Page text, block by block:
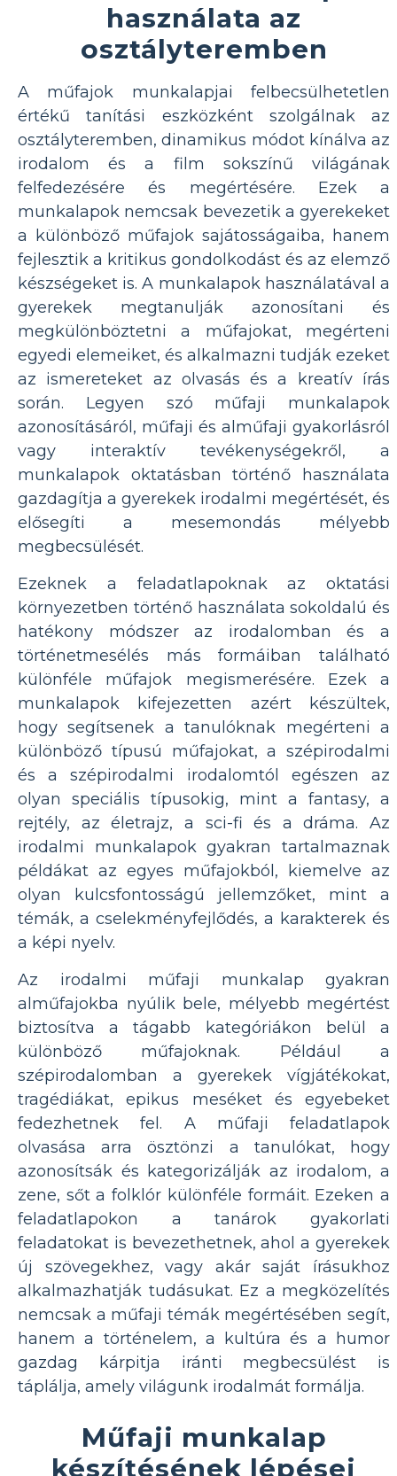
használata az
osztályteremben
A műfajok munkalapjai felbecsülhetetlen
értékű tanítási eszközként szolgálnak az
osztályteremben, dinamikus módot kínálva az
irodalom és a film sokszínű világának
felfedezésére és megértésére. Ezek a
munkalapok nemcsak bevezetik a gyerekeket
a különböző műfajok sajátosságaiba, hanem
fejlesztik a kritikus gondolkodást és az elemző
készségeket is. A munkalapok használatával a
gyerekek megtanulják azonosítani és
megkülönböztetni a műfajokat, megérteni
egyedi elemeiket, és alkalmazni tudják ezeket
az ismereteket az olvasás és a kreatív írás
során. Legyen szó műfaji munkalapok
azonosításáról, műfaji és alműfaji gyakorlásról
vagy interaktív tevékenységekről, a
munkalapok oktatásban történő használata
gazdagítja a gyerekek irodalmi megértését, és
elősegíti a mesemondás mélyebb
megbecsülését.
Ezeknek a feladatlapoknak az oktatási
környezetben történő használata sokoldalú és
hatékony módszer az irodalomban és a
történetmesélés más formáiban található
különféle műfajok megismerésére. Ezek a
munkalapok kifejezetten azért készültek,
hogy segítsenek a tanulóknak megérteni a
különböző típusú műfajokat, a szépirodalmi
és a szépirodalmi irodalomtól egészen az
olyan speciális típusokig, mint a fantasy, a
rejtély, az életrajz, a sci-fi és a dráma. Az
irodalmi munkalapok gyakran tartalmaznak
példákat az egyes műfajokból, kiemelve az
olyan kulcsfontosságú jellemzőket, mint a
témák, a cselekményfejlődés, a karakterek és
a képi nyelv.
Az irodalmi műfaji munkalap gyakran
alműfajokba nyúlik bele, mélyebb megértést
biztosítva a tágabb kategóriákon belül a
különböző műfajoknak. Például a
szépirodalomban a gyerekek vígjátékokat,
tragédiákat, epikus meséket és egyebeket
fedezhetnek fel. A műfaji feladatlapok
olvasása arra ösztönzi a tanulókat, hogy
azonosítsák és kategorizálják az irodalom, a
zene, sőt a folklór különféle formáit. Ezeken a
feladatlapokon a tanárok gyakorlati
feladatokat is bevezethetnek, ahol a gyerekek
új szövegekhez, vagy akár saját írásukhoz
alkalmazhatják tudásukat. Ez a megközelítés
nemcsak a műfaji témák megértésében segít,
hanem a történelem, a kultúra és a humor
gazdag kárpitja iránti megbecsülést is
táplálja, amely világunk irodalmát formálja.
Műfaji munkalap
készítésének lépései